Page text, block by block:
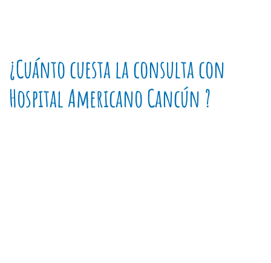
¿Cuánto cuesta la consulta con
Hospital Americano Cancún ?